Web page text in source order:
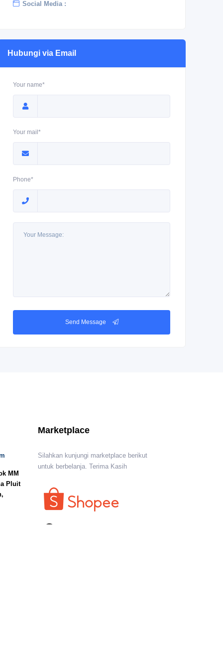
Social Media :
Hubungi via Email
Your name*
Your mail*
Phone*
Send Message
MM
Pluit
Marketplace
Silahkan kunjungi marketplace berikut
untuk berbelanja. Terima Kasih